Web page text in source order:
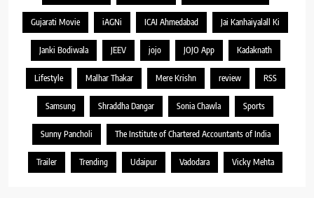
Gujarati Movie iAGNi ICAI Ahmedabad Jai Kanhaiyalall Ki
Janki Bodiwala JEEV jojo JOJO App Kadaknath
Lifestyle Malhar Thakar Mere Krishn review RSS
Samsung Shraddha Dangar Sonia Chawla Sports
Sunny Pancholi The Institute of Chartered Accountants of India
Trailer Trending Udaipur Vadodara Vicky Mehta